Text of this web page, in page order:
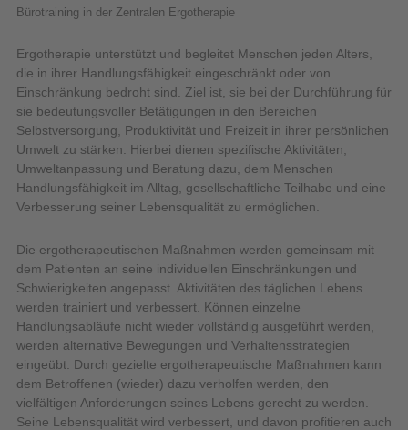
Bürotraining in der Zentralen Ergotherapie
Ergotherapie unterstützt und begleitet Menschen jeden Alters,
die in ihrer Handlungsfähigkeit eingeschränkt oder von
Einschränkung bedroht sind. Ziel ist, sie bei der Durchführung für
sie bedeutungsvoller Betätigungen in den Bereichen
Selbstversorgung, Produktivität und Freizeit in ihrer persönlichen
Umwelt zu stärken. Hierbei dienen spezifische Aktivitäten,
Umweltanpassung und Beratung dazu, dem Menschen
Handlungsfähigkeit im Alltag, gesellschaftliche Teilhabe und eine
Verbesserung seiner Lebensqualität zu ermöglichen.
Die ergotherapeutischen Maßnahmen werden gemeinsam mit
dem Patienten an seine individuellen Einschränkungen und
Schwierigkeiten angepasst. Aktivitäten des täglichen Lebens
werden trainiert und verbessert. Können einzelne
Handlungsabläufe nicht wieder vollständig ausgeführt werden,
werden alternative Bewegungen und Verhaltensstrategien
eingeübt. Durch gezielte ergotherapeutische Maßnahmen kann
dem Betroffenen (wieder) dazu verholfen werden, den
vielfältigen Anforderungen seines Lebens gerecht zu werden.
Seine Lebensqualität wird verbessert, und davon profitieren auch